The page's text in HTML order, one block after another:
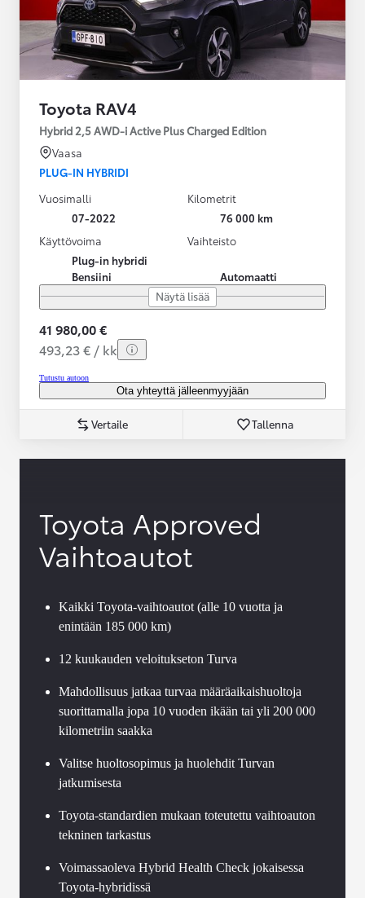
Toyota RAV4
Hybrid 2,5 AWD-i Active Plus Charged Edition
Vaasa
PLUG-IN HYBRIDI
Vuosimalli
07-2022
Kilometrit
76 000 km
Käyttövoima
Plug-in hybridi
Bensiini
Vaihteisto
Automaatti
Näytä lisää
41 980,00 €
493,23 € / kk
Tutustu autoon
Ota yhteyttä jälleenmyyjään
Vertaile Tallenna
Toyota Approved
Vaihtoautot
Kaikki Toyota-vaihtoautot (alle 10 vuotta ja
enintään 185 000 km)
12 kuukauden veloitukseton Turva
Mahdollisuus jatkaa turvaa määräaikaishuoltoja
suorittamalla jopa 10 vuoden ikään tai yli 200 000
kilometriin saakka
Valitse huoltosopimus ja huolehdit Turvan
jatkumisesta
Toyota-standardien mukaan toteutettu vaihtoauton
tekninen tarkastus
Voimassaoleva Hybrid Health Check jokaisessa
Toyota-hybridissä